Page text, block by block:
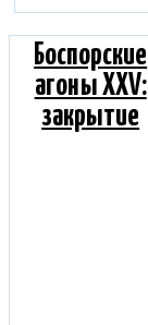
Боспорские
агоны XXV:
закрытие